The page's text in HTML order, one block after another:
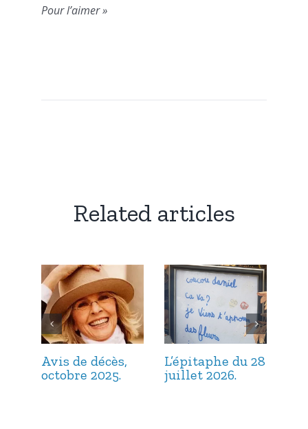
Pour l’aimer »
Related articles
Avis de décès,
octobre 2025.
L’épitaphe du 28
juillet 2026.